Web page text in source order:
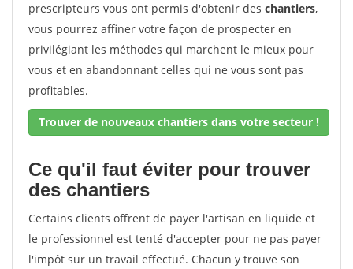
prescripteurs vous ont permis d'obtenir des chantiers,
vous pourrez affiner votre façon de prospecter en
privilégiant les méthodes qui marchent le mieux pour
vous et en abandonnant celles qui ne vous sont pas
profitables.
Trouver de nouveaux chantiers dans votre secteur !
Ce qu'il faut éviter pour trouver
des chantiers
Certains clients offrent de payer l'artisan en liquide et
le professionnel est tenté d'accepter pour ne pas payer
l'impôt sur un travail effectué. Chacun y trouve son